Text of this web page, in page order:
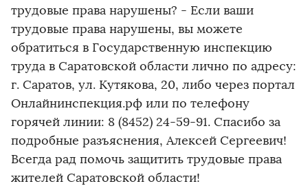
трудовые права нарушены? - Если ваши
трудовые права нарушены, вы можете
обратиться в Государственную инспекцию
труда в Саратовской области лично по адресу:
г. Саратов, ул. Кутякова, 20, либо через портал
Онлайнинспекция.рф или по телефону
горячей линии: 8 (8452) 24-59-91. Спасибо за
подробные разъяснения, Алексей Сергеевич!
Всегда рад помочь защитить трудовые права
жителей Саратовской области!